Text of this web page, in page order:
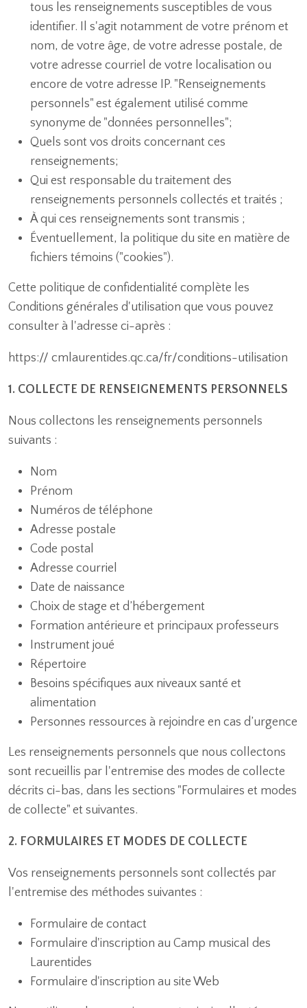
tous les renseignements susceptibles de vous
identifier. Il s'agit notamment de votre prénom et
nom, de votre âge, de votre adresse postale, de
votre adresse courriel de votre localisation ou
encore de votre adresse IP. "Renseignements
personnels" est également utilisé comme
synonyme de "données personnelles";
Quels sont vos droits concernant ces
renseignements;
Qui est responsable du traitement des
renseignements personnels collectés et traités ;
À qui ces renseignements sont transmis ;
Éventuellement, la politique du site en matière de
fichiers témoins ("cookies").
Cette politique de confidentialité complète les
Conditions générales d'utilisation que vous pouvez
consulter à l'adresse ci-après :
https:// cmlaurentides.qc.ca/fr/conditions-utilisation
1. COLLECTE DE RENSEIGNEMENTS PERSONNELS
Nous collectons les renseignements personnels
suivants :
Nom
Prénom
Numéros de téléphone
Adresse postale
Code postal
Adresse courriel
Date de naissance
Choix de stage et d’hébergement
Formation antérieure et principaux professeurs
Instrument joué
Répertoire
Besoins spécifiques aux niveaux santé et
alimentation
Personnes ressources à rejoindre en cas d’urgence
Les renseignements personnels que nous collectons
sont recueillis par l'entremise des modes de collecte
décrits ci-bas, dans les sections "Formulaires et modes
de collecte" et suivantes.
2. FORMULAIRES ET MODES DE COLLECTE
Vos renseignements personnels sont collectés par
l'entremise des méthodes suivantes :
Formulaire de contact
Formulaire d'inscription au Camp musical des
Laurentides
Formulaire d'inscription au site Web